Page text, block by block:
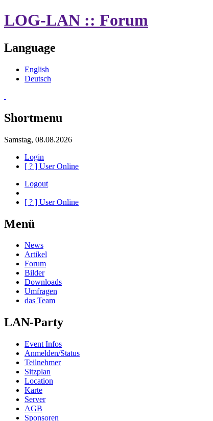
LOG-LAN :: Forum
Language
English
Deutsch
Shortmenu
Samstag, 08.08.2026
Login
[ ? ] User Online
Logout
[ ? ] User Online
Menü
News
Artikel
Forum
Bilder
Downloads
Umfragen
das Team
LAN-Party
Event Infos
Anmelden/Status
Teilnehmer
Sitzplan
Location
Karte
Server
AGB
Sponsoren